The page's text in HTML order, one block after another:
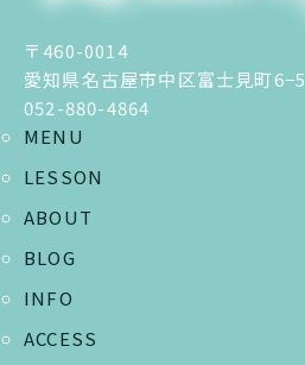
〒460-0014
愛知県名古屋市中区富士見町6−5
052-880-4864
MENU
LESSON
ABOUT
BLOG
INFO
ACCESS